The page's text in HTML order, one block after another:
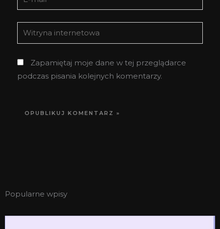
mail*
Witryna
internetowa
Zapamiętaj moje dane w tej przeglądarce
podczas pisania kolejnych komentarzy.
Popularne wpisy